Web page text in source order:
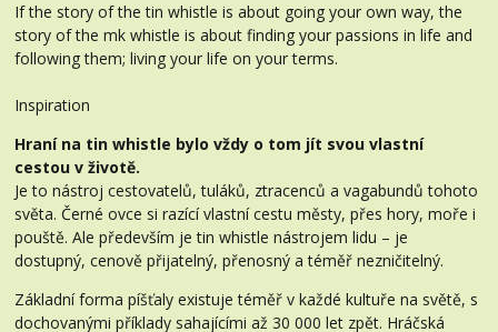
If the story of the tin whistle is about going your own way, the
story of the mk whistle is about finding your passions in life and
following them; living your life on your terms.
Inspiration
Hraní na tin whistle bylo vždy o tom jít svou vlastní
cestou v životě.
Je to nástroj cestovatelů, tuláků, ztracenců a vagabundů tohoto
světa. Černé ovce si razící vlastní cestu městy, přes hory, moře i
pouště. Ale především je tin whistle nástrojem lidu – je
dostupný, cenově přijatelný, přenosný a téměř nezničitelný.
Základní forma píšťaly existuje téměř v každé kultuře na světě, s
dochovanými příklady sahajícími až 30 000 let zpět. Hráčská